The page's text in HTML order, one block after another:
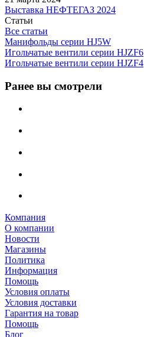
Выставка НЕФТЕГАЗ 2024
Статьи
Все статьи
Манифольды серии HJ5W
Игольчатые вентили серии HJZF6
Игольчатые вентили серии HJZF4
Ранее вы смотрели
Компания
О компании
Новости
Магазины
Политика
Информация
Помощь
Условия оплаты
Условия доставки
Гарантия на товар
Помощь
Блог